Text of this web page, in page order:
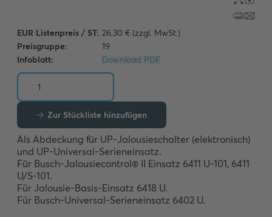
EUR Listenpreis / ST: 26,30 € (zzgl. MwSt.)
Preisgruppe:
19
Infoblatt:
Download PDF
Zur Stückliste hinzufügen
Als Abdeckung für UP-Jalousieschalter (elektronisch)
und UP-Universal-Serieneinsatz.
Für Busch-Jalousiecontrol® II Einsatz 6411 U-101, 6411
U/S-101.
Für Jalousie-Basis-Einsatz 6418 U.
Für Busch-Universal-Serieneinsatz 6402 U.